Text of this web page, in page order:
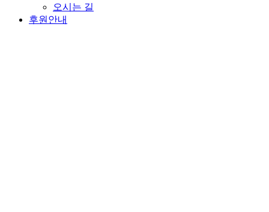
오시는 길
후원안내